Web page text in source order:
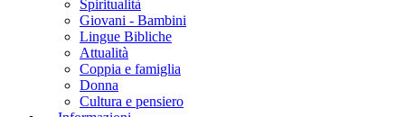
Spiritualità
Giovani - Bambini
Lingue Bibliche
Attualità
Coppia e famiglia
Donna
Cultura e pensiero